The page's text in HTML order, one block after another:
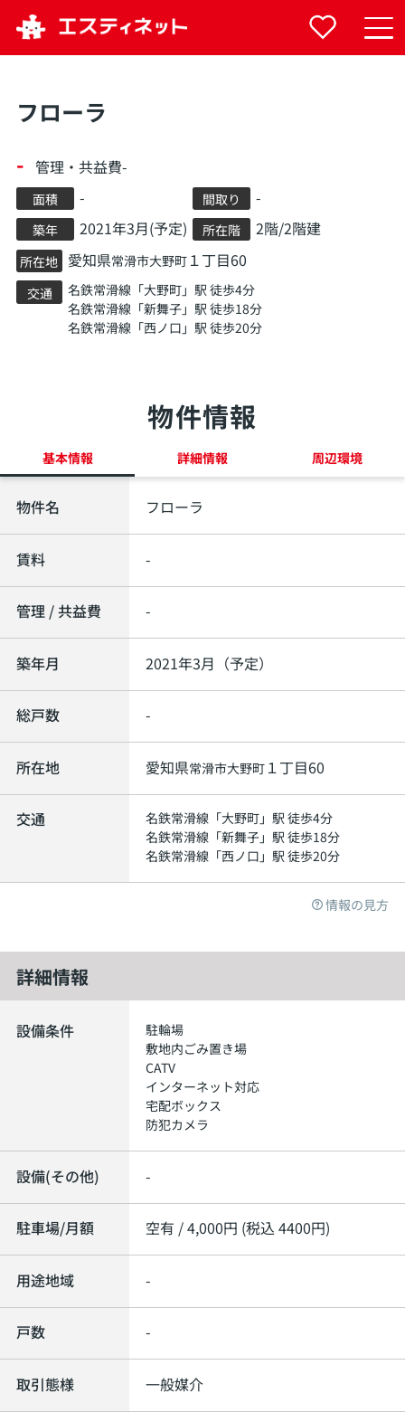
フローラ
- 管理・共益費-
面積 - 間取り -
築年 2021年3月(予定) 所在階 2階/2階建
所在地 愛知県常滑市大野町１丁目60
交通 名鉄常滑線 「大野町」駅 徒歩4分
名鉄常滑線 「新舞子」駅 徒歩18分
名鉄常滑線 「西ノ口 」駅 徒歩20分
物件情報
基本情報 詳細情報 周辺環境
物件名 フローラ
賃料 -
管理 / 共益費 -
築年月 2021年3月（予定）
総戸数 -
所在地 愛知県常滑市大野町 １丁目60
交通 名鉄常滑線 「大野町」駅 徒歩4分
名鉄常滑線 「新舞子」駅 徒歩18分
名鉄常滑線 「西ノ口 」駅 徒歩20分
情報の見方
詳細情報
設備条件
駐輪場
敷地内ごみ置き場
CATV
インターネット対応
宅配ボックス
防犯カメラ
設備(その他) -
駐車場/月額 空有 / 4,000円 (税込 4400円)
用途地域 -
戸数 -
取引態様 一般媒介